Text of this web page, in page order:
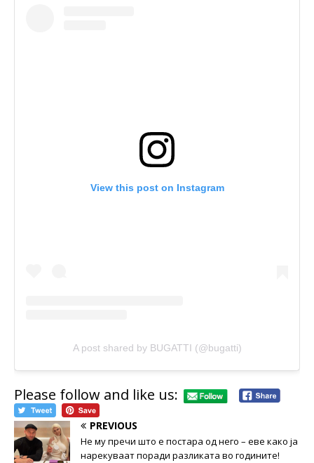
View this post on Instagram
A post shared by BUGATTI (@bugatti)
Please follow and like us:
PREVIOUS
Не му пречи што е постара од него – еве како ја
нарекуваат поради разликата во годините!